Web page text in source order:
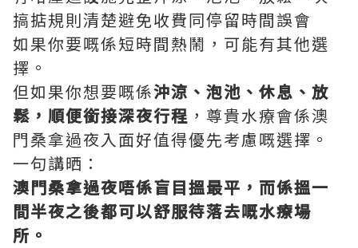
搞掂規則清楚避免收費同停留時間誤會
如果你要嘅係短時間熱鬧，可能有其他選
擇。
但如果你想要嘅係沖涼、泡池、休息、放
鬆，順便銜接深夜行程 ，尊貴水療會係澳
門桑拿過夜入面好值得優先考慮嘅選擇。
一句講晒：
澳門桑拿過夜唔係盲目搵最平，而係搵一
間半夜之後都可以舒服待落去嘅水療場
所。